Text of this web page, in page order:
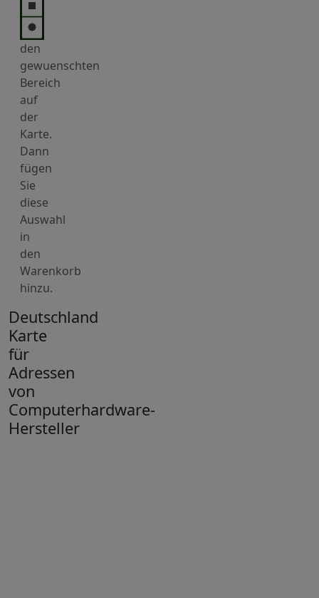
den
gewuenschten
Bereich
auf
der
Karte.
Dann
fügen
Sie
diese
Auswahl
in
den
Warenkorb
hinzu.
Deutschland
Karte
für
Adressen
von
Computerhardware-
Hersteller